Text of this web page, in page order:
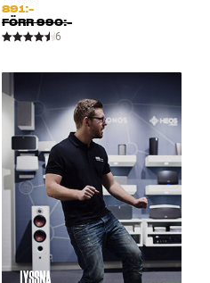
891:-
FÖRR990:-
6